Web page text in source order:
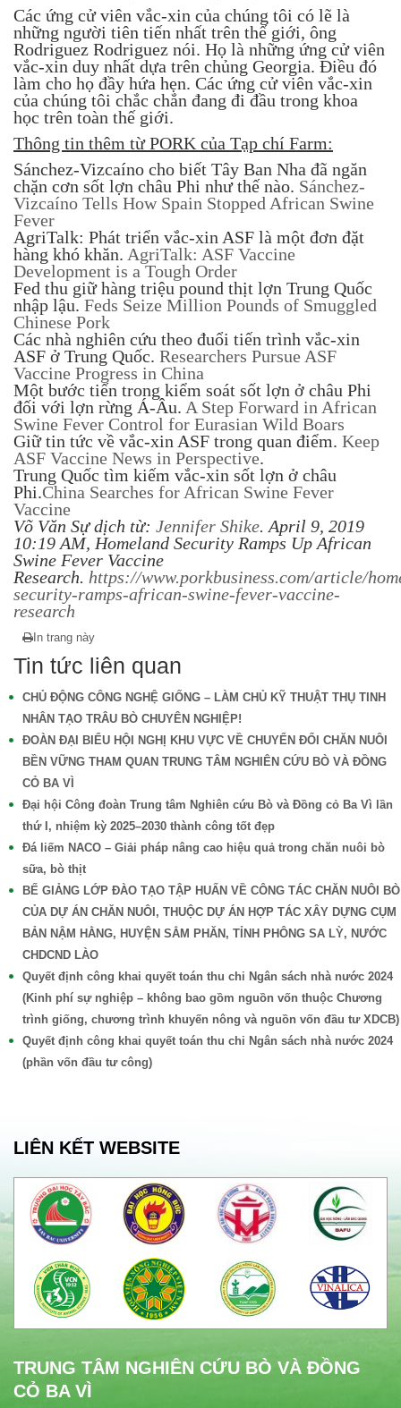
Các ứng cử viên vắc-xin của chúng tôi có lẽ là
những người tiên tiến nhất trên thế giới, ông
Rodriguez Rodriguez nói. Họ là những ứng cử viên
vắc-xin duy nhất dựa trên chủng Georgia. Điều đó
làm cho họ đầy hứa hẹn. Các ứng cử viên vắc-xin
của chúng tôi chắc chắn đang đi đầu trong khoa
học trên toàn thế giới.
Thông tin thêm từ PORK của Tạp chí Farm:
Sánchez-Vizcaíno cho biết Tây Ban Nha đã ngăn
chặn cơn sốt lợn châu Phi như thế nào. Sánchez-
Vizcaíno Tells How Spain Stopped African Swine
Fever
AgriTalk: Phát triển vắc-xin ASF là một đơn đặt
hàng khó khăn. AgriTalk: ASF Vaccine
Development is a Tough Order
Fed thu giữ hàng triệu pound thịt lợn Trung Quốc
nhập lậu.Feds Seize Million Pounds of Smuggled
Chinese Pork
Các nhà nghiên cứu theo đuổi tiến trình vắc-xin
ASF ở Trung Quốc. Researchers Pursue ASF
Vaccine Progress in China
Một bước tiến trong kiểm soát sốt lợn ở châu Phi
đối với lợn rừng Á-Âu. A Step Forward in African
Swine Fever Control for Eurasian Wild Boars
Giữ tin tức về vắc-xin ASF trong quan điểm. Keep
ASF Vaccine News in Perspective.
Trung Quốc tìm kiếm vắc-xin sốt lợn ở châu
Phi.China Searches for African Swine Fever
Vaccine
Võ Văn Sự dịch từ: Jennifer Shike. April 9, 2019
10:19 AM, Homeland Security Ramps Up African
Swine Fever Vaccine
Research. https://www.porkbusiness.com/article/
security-ramps-african-swine-fever-vaccine-
research
In trang này
Tin tức liên quan
CHỦ ĐỘNG CÔNG NGHỆ GIỐNG – LÀM CHỦ KỸ THUẬT THỤ TINH
NHÂN TẠO TRÂU BÒ CHUYÊN NGHIỆP!
ĐOÀN ĐẠI BIỂU HỘI NGHỊ KHU VỰC VỀ CHUYỂN ĐỔI CHĂN NUÔI
BỀN VỮNG THAM QUAN TRUNG TÂM NGHIÊN CỨU BÒ VÀ ĐỒNG
CỎ BA VÌ
Đại hội Công đoàn Trung tâm Nghiên cứu Bò và Đồng cỏ Ba Vì lần
thứ I, nhiệm kỳ 2025–2030 thành công tốt đẹp
Đá liếm NACO – Giải pháp nâng cao hiệu quả trong chăn nuôi bò
sữa, bò thịt
BẾ GIẢNG LỚP ĐÀO TẠO TẬP HUẤN VỀ CÔNG TÁC CHĂN NUÔI BÒ
CỦA DỰ ÁN CHĂN NUÔI, THUỘC DỰ ÁN HỢP TÁC XÂY DỰNG CỤM
BẢN NẬM HẰNG, HUYỆN SẲM PHĂN, TỈNH PHÔNG SA LỲ, NƯỚC
CHDCND LÀO
Quyết định công khai quyết toán thu chi Ngân sách nhà nước 2024
(Kinh phí sự nghiệp – không bao gồm nguồn vốn thuộc Chương
trình giống, chương trình khuyến nông và nguồn vốn đầu tư XDCB)
Quyết định công khai quyết toán thu chi Ngân sách nhà nước 2024
(phần vốn đầu tư công)
LIÊN KẾT WEBSITE
TRUNG TÂM NGHIÊN CỨU BÒ VÀ ĐỒNG
CỎ BA VÌ